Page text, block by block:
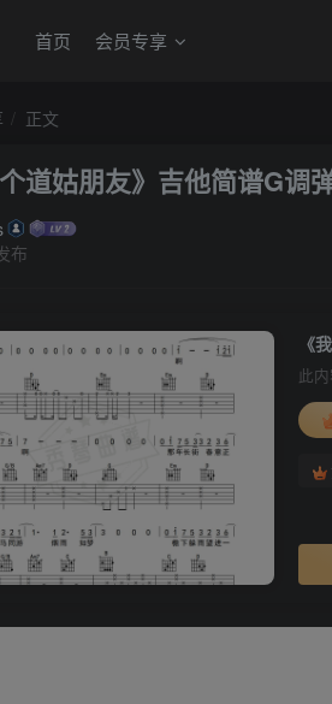
首页 会员专享
正文
道姑朋友》吉他简谱G调
布
《
此